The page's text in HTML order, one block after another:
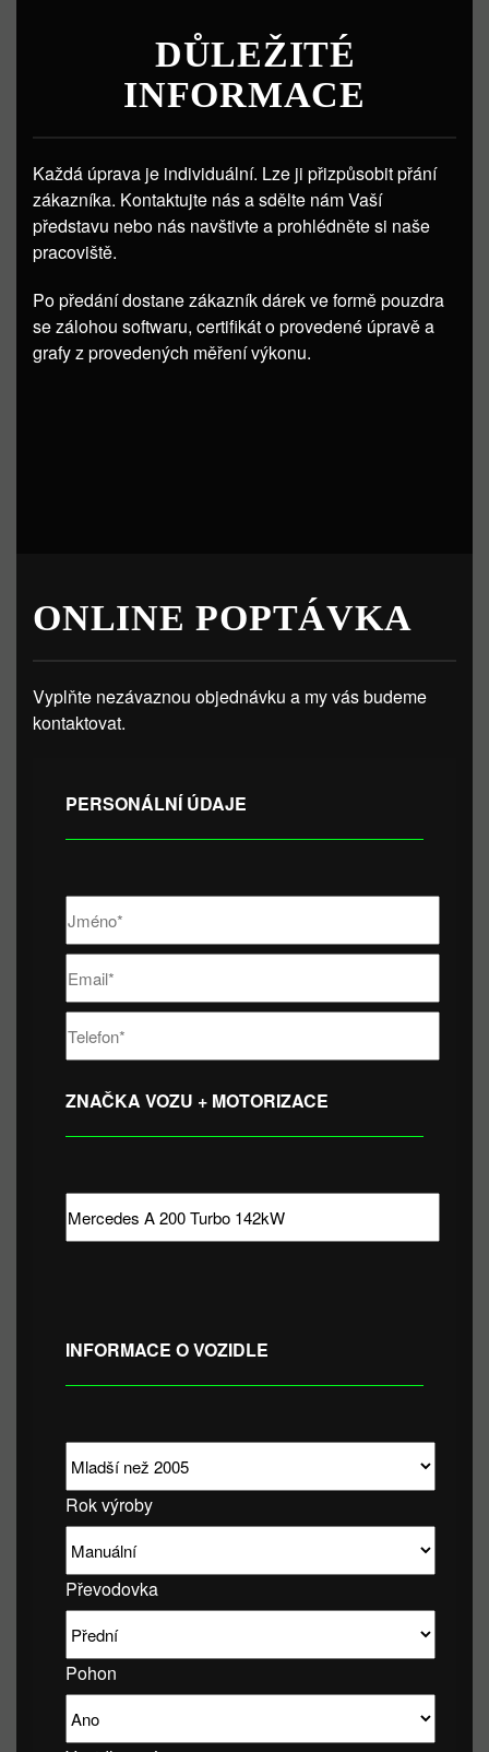
DŮLEŽITÉ
INFORMACE
Každá úprava je individuální. Lze ji přizpůsobit přání
zákazníka. Kontaktujte nás a sdělte nám Vaší
představu nebo nás navštivte a prohlédněte si naše
pracoviště.
Po předání dostane zákazník dárek ve formě pouzdra
se zálohou softwaru, certifikát o provedené úpravě a
grafy z provedených měření výkonu.
ONLINE POPTÁVKA
Vyplňte nezávaznou objednávku a my vás budeme
kontaktovat.
PERSONÁLNÍ ÚDAJE
ZNAČKA VOZU + MOTORIZACE
INFORMACE O VOZIDLE
Rok výroby
Převodovka
Pohon